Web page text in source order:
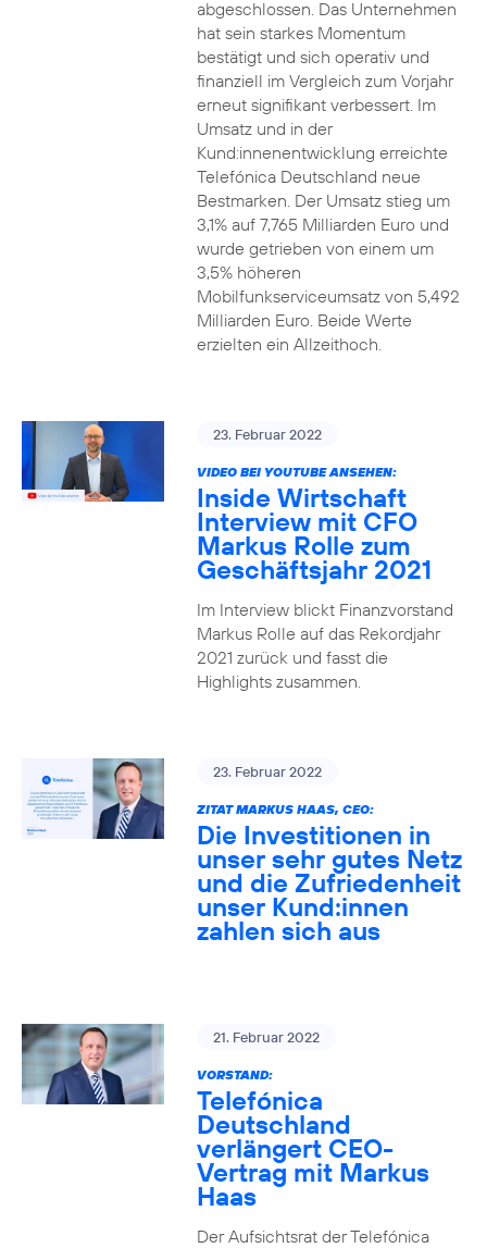
abgeschlossen. Das Unternehmen
hat sein starkes Momentum
bestätigt und sich operativ und
finanziell im Vergleich zum Vorjahr
erneut signifikant verbessert. Im
Umsatz und in der
Kund:innenentwicklung erreichte
Telefónica Deutschland neue
Bestmarken. Der Umsatz stieg um
3,1% auf 7,765 Milliarden Euro und
wurde getrieben von einem um
3,5% höheren
Mobilfunkserviceumsatz von 5,492
Milliarden Euro. Beide Werte
erzielten ein Allzeithoch.
23. Februar 2022
VIDEO BEI YOUTUBE ANSEHEN:
Inside Wirtschaft
Interview mit CFO
Markus Rolle zum
Geschäftsjahr 2021
Im Interview blickt Finanzvorstand
Markus Rolle auf das Rekordjahr
2021 zurück und fasst die
Highlights zusammen.
23. Februar 2022
ZITAT MARKUS HAAS, CEO:
Die Investitionen in
unser sehr gutes Netz
und die Zufriedenheit
unser Kund:innen
zahlen sich aus
21. Februar 2022
VORSTAND:
Telefónica
Deutschland
verlängert CEO-
Vertrag mit Markus
Haas
Der Aufsichtsrat der Telefónica